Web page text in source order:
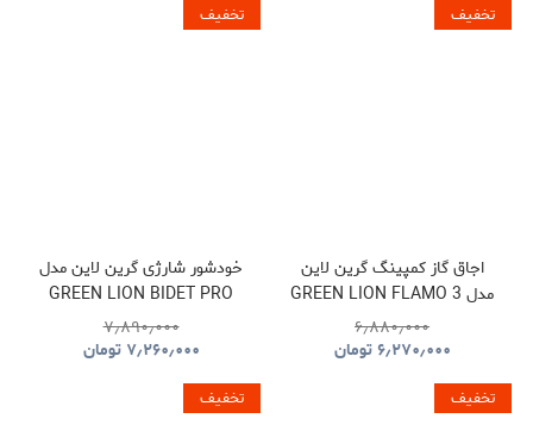
تخفیف
اجاق گاز کمپینگ گرین لاین
مدل GREEN LION FLAMO 3
BURNER CAMPING STOVE
GNFLCP3BSTBK
۶٫۸۸۰٫۰۰۰
۶٫۲۷۰٫۰۰۰تومان
تخفیف
خودشور شارژی گرین لاین مدل
GREEN LION BIDET PRO
GNBIDPWTNKBK
۷٫۸۹۰٫۰۰۰
۷٫۲۶۰٫۰۰۰ تومان
تخفیف تخفیف